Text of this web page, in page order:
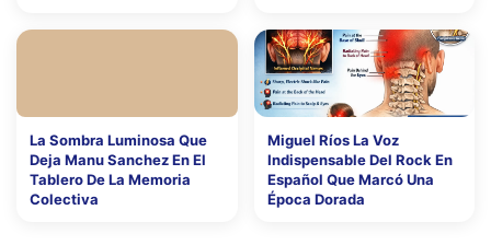
La Sombra Luminosa Que
Deja Manu Sanchez En El
Tablero De La Memoria
Colectiva
Miguel Ríos La Voz
Indispensable Del Rock En
Español Que Marcó Una
Época Dorada